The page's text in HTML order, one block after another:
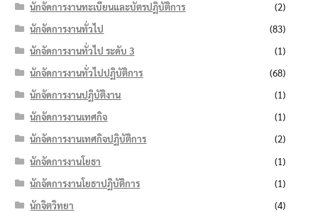
นักจัดการงานทะเบียนและบัตรปฏิบัติการ
(2)
นักจัดการงานทั่วไป
(83)
นักจัดการงานทั่วไป ระดับ 3
(1)
นักจัดการงานทั่วไปปฏิบัติการ
(68)
นักจัดการงานปฏิบัติงาน
(1)
นักจัดการงานเทศกิจ
(1)
นักจัดการงานเทศกิจปฏิบัติการ
(2)
นักจัดการงานโยธา
(1)
นักจัดการงานโยธาปฏิบัติการ
(1)
นักจิตวิทยา
(4)